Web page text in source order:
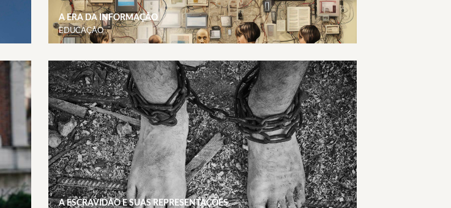
A ERA DA INFORMAÇÃO
EDUCAÇÃO
A ESCRAVIDÃO E SUAS REPRESENTAÇÕES